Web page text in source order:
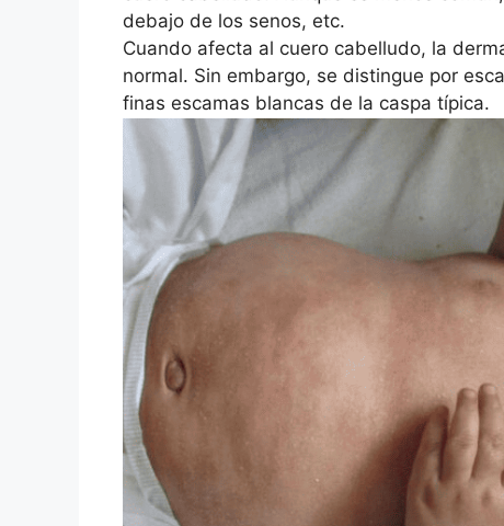
debajo de los senos, etc.
Cuando afecta al cuero cabelludo, la
normal. Sin embargo, se distingue por
finas escamas blancas de la caspa típica.